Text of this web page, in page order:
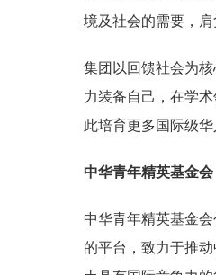
境及社会的需要，肩
集团以回馈社会为
力装备自己，在学
此培育更多国际级
中华青年精英基金会
中华青年精英基金
的平台，致力于推